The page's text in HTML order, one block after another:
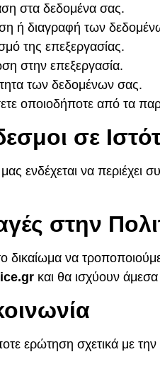
στα δεδομένα σας.
ή διαγραφή των
της επεξεργασίας.
στην επεξεργασία.
των δεδομένων σας.
οποιοδήποτε από τα
σε
ενδέχεται να περιέχει
στην
δικαίωμα να
.gr και θα ισχύουν
ερώτηση σχετικά με